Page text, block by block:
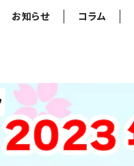
お知らせ コラム